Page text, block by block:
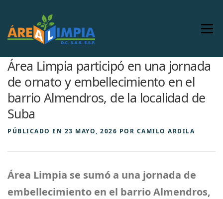
contenido
Menú
INICIO NOSOTROS SERVICIOS
COMERCIAL COMUNICACIONES
Área Limpia participó en una jornada
de ornato y embellecimiento en el
barrio Almendros, de la localidad de
Suba
PÚBLICADO EN 23 MAYO, 2026 POR CAMILO ARDILA
Área Limpia se sumó a una jornada de
embellecimiento en el barrio Almendros,